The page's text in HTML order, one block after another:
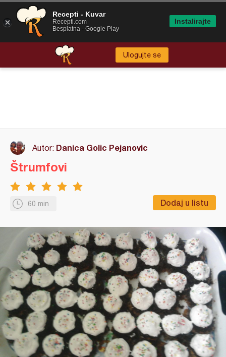
Ulogujte se
Autor: Danica Golic Pejanovic
60 min Dodaj u listu
Štrumfovi
Recepti - Kuvar
Recepti.com
Besplatna - Google Play
Instalirajte